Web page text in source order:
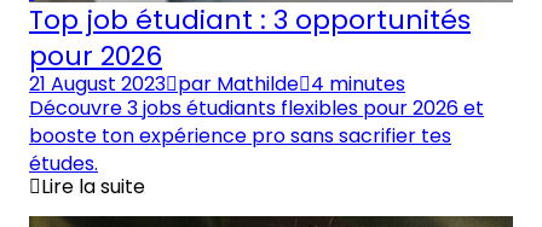
Top job étudiant : 3 opportunités
pour 2026
21 August 2023 par Mathilde 4 minutes
Découvre 3 jobs étudiants flexibles pour 2026 et
booste ton expérience pro sans sacrifier tes
études.
Lire la suite